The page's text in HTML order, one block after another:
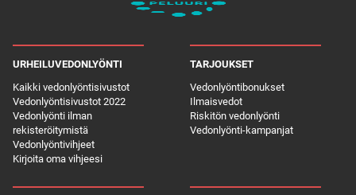
URHEILUVEDONLYÖNTI
Kaikki vedonlyöntisivustot
Vedonlyöntisivustot 2022
Vedonlyönti ilman
rekisteröitymistä
Vedonlyöntivihjeet
Kirjoita oma vihjeesi
TARJOUKSET
Vedonlyöntibonukset
Ilmaisvedot
Riskitön vedonlyönti
Vedonlyönti-kampanjat